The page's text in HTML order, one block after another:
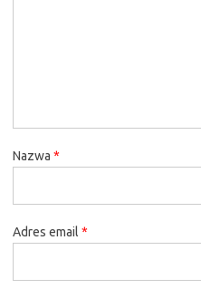
Nazwa *
Adres email *